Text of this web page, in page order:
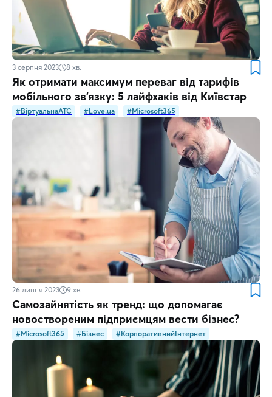
3 серпня 2023 8 хв.
Як отримати максимум переваг від тарифів
мобільного зв’язку: 5 лайфхаків від Київстар
#ВіртуальнаATC #Love.ua #Microsoft365
26 липня 2023 9 хв.
Самозайнятість як тренд: що допомагає
новоствореним підприємцям вести бізнес?
#Microsoft365 #Бізнес #КорпоративнийІнтернет